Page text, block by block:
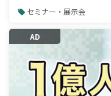
セミナー・展示会
AD